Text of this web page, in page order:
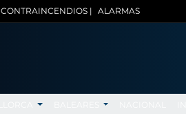
CONTRAINCENDIOS | ALARMAS